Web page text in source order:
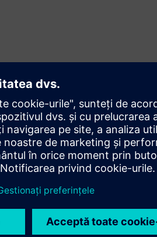
pe un produs/soluție Siemens
unui produs nou sau creează o
prin integrarea produsului
produsului propriu